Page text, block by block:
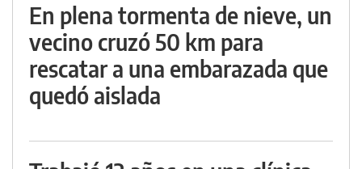
En plena tormenta de nieve, un
vecino cruzó 50 km para
rescatar a una embarazada que
quedó aislada